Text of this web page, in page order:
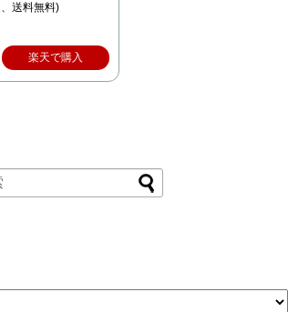
送料無料)
楽天で購入